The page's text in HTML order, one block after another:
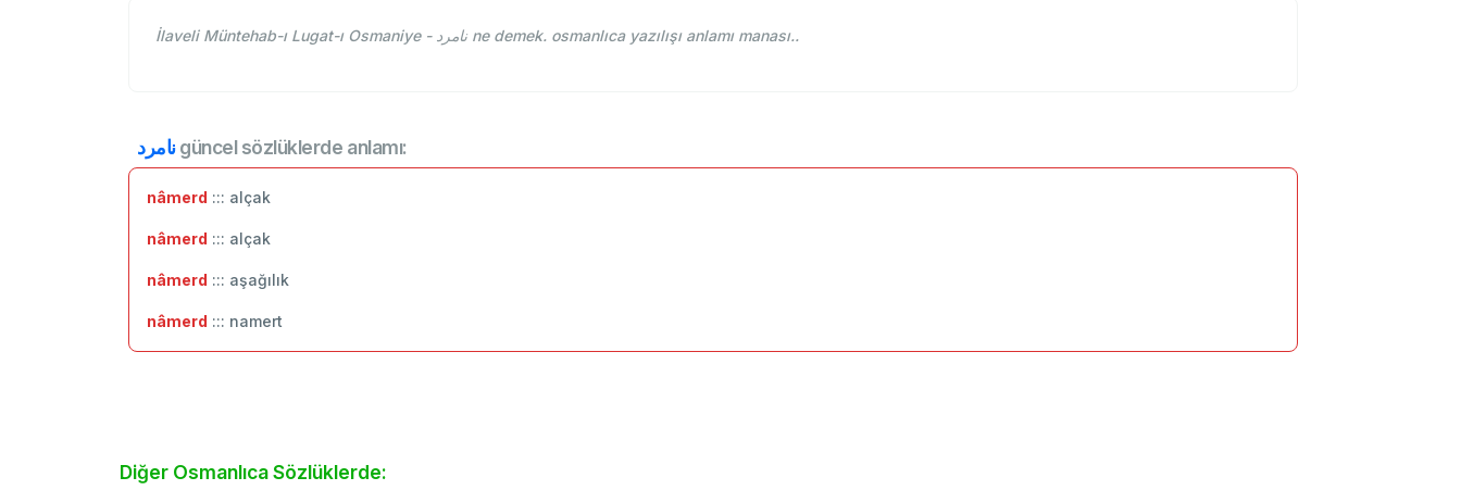
İlaveli Müntehab-ı Lugat-ı Osmaniye - نامرد ne demek. osmanlıca yazılışı anlamı manası..
نامردgüncel sözlüklerde anlamı:
nâmerd ::: alçak
nâmerd ::: ‬alçak
nâmerd ::: aşağılık
nâmerd ::: namert
Diğer Osmanlıca Sözlüklerde: